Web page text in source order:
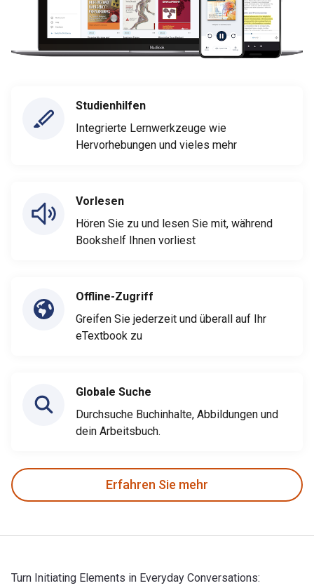
Studienhilfen
Integrierte Lernwerkzeuge wie
Hervorhebungen und vieles mehr
Vorlesen
Hören Sie zu und lesen Sie mit, während
Bookshelf Ihnen vorliest
Offline-Zugriff
Greifen Sie jederzeit und überall auf Ihr
eTextbook zu
Globale Suche
Durchsuche Buchinhalte, Abbildungen und
dein Arbeitsbuch.
Erfahren Sie mehr
Turn Initiating Elements in Everyday Conversations: